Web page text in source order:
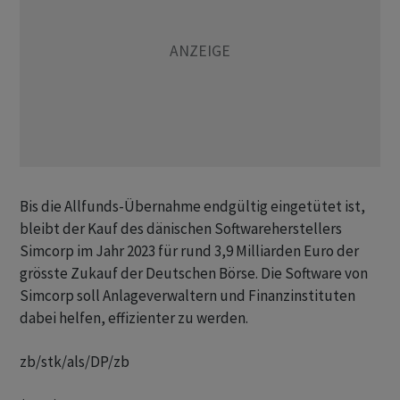
Bis die Allfunds-Übernahme endgültig eingetütet ist,
bleibt der Kauf des dänischen Softwareherstellers
Simcorp im Jahr 2023 für rund 3,9 Milliarden Euro der
grösste Zukauf der Deutschen Börse. Die Software von
Simcorp soll Anlageverwaltern und Finanzinstituten
dabei helfen, effizienter zu werden.
zb/stk/als/DP/zb